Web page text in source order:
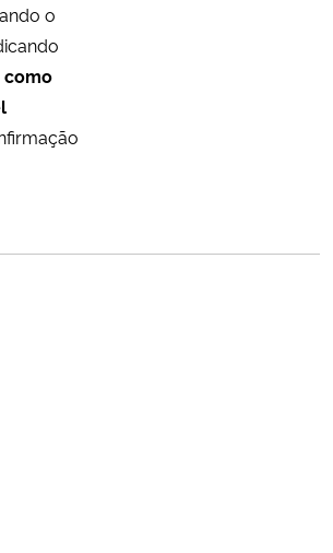
Regional
o